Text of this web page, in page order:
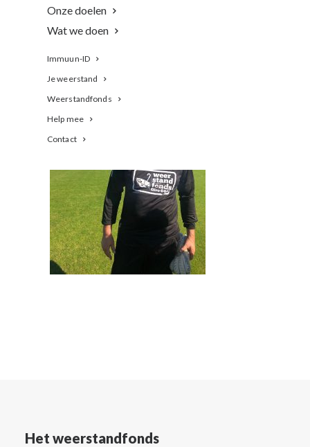
Onze doelen
Wat we doen
Immuun-ID
Je weerstand
Weerstandfonds
Help mee
Contact
Het weerstandfonds